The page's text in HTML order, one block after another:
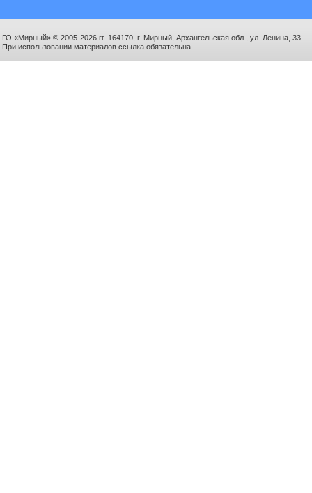
ГО «Мирный» © 2005-2026 гг. 164170, г. Мирный, Архангельская обл., ул. Ленина, 33.
При использовании материалов ссылка обязательна.